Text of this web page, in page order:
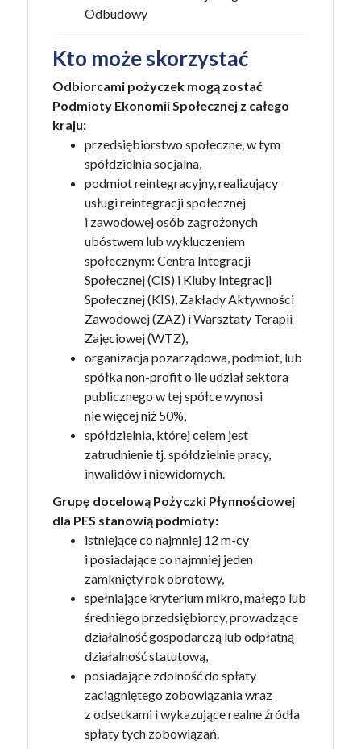
Odbudowy
Kto może skorzystać
Odbiorcami pożyczek mogą zostać
Podmioty Ekonomii Społecznej z całego
kraju:
przedsiębiorstwo społeczne, w tym
spółdzielnia socjalna,
podmiot reintegracyjny, realizujący
usługi reintegracji społecznej
i zawodowej osób zagrożonych
ubóstwem lub wykluczeniem
społecznym: Centra Integracji
Społecznej (CIS) i Kluby Integracji
Społecznej (KIS), Zakłady Aktywności
Zawodowej (ZAZ) i Warsztaty Terapii
Zajęciowej (WTZ),
organizacja pozarządowa, podmiot, lub
spółka non-profit o ile udział sektora
publicznego w tej spółce wynosi
nie więcej niż 50%,
spółdzielnia, której celem jest
zatrudnienie tj. spółdzielnie pracy,
inwalidów i niewidomych.
Grupę docelową Pożyczki Płynnościowej
dla PES stanowią podmioty:
istniejące co najmniej 12 m-cy
i posiadające co najmniej jeden
zamknięty rok obrotowy,
spełniające kryterium mikro, małego lub
średniego przedsiębiorcy, prowadzące
działalność gospodarczą lub odpłatną
działalność statutową,
posiadające zdolność do spłaty
zaciągniętego zobowiązania wraz
z odsetkami i wykazujące realne źródła
spłaty tych zobowiązań.